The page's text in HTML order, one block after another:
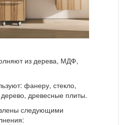
из дерева, МДФ,
фанеру, стекло,
дерево, древесные плиты.
следующими